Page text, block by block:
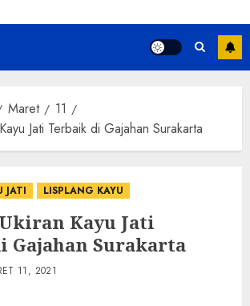
Maret
11
Jati Terbaik di Gajahan Surakarta
JATI LISPLANG KAYU
Kayu Jati
Gajahan Surakarta
11, 2021